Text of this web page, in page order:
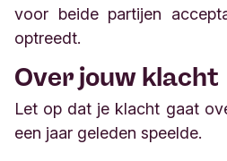
voor beide partijen
optreedt.
Over jouw klacht
Let op dat je klacht gaat
een jaar geleden speelde.